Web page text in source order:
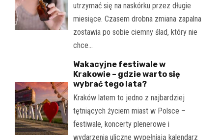
utrzymać się na naskórku przez długie
miesiące. Czasem drobna zmiana zapalna
zostawia po sobie ciemny ślad, który nie
chce…
Wakacyjne festiwale w
Krakowie – gdzie warto się
wybrać tego lata?
Kraków latem to jedno z najbardziej
tętniących życiem miast w Polsce –
festiwale, koncerty plenerowe i
wydarzenia uliczne wypełniają kalendarz